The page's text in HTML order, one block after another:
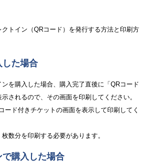
トイン（QRコード）を発行する方法と印刷方
た場合
を購入した場合、購入完了直後に「QRコード
されるので、その画面を印刷してください。
ード付きチケットの画面を表示して印刷してく
数分を印刷する必要があります。
購入した場合